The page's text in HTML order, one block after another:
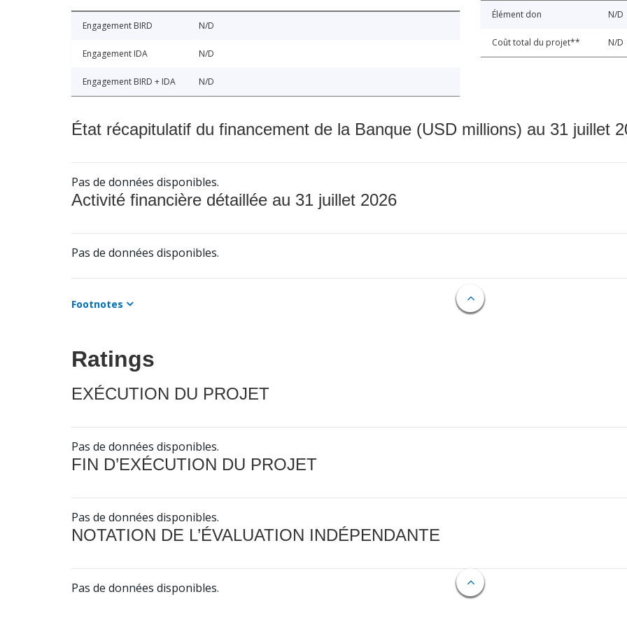
Engagement BIRD N/D
Engagement IDA N/D
Engagement BIRD + IDA N/D
Élément don N/D
Coût total du projet** N/D
État récapitulatif du financement de la Banque (USD millions) au 31 juillet
Pas de données disponibles.
Activité financière détaillée au 31 juillet 2026
Pas de données disponibles.
Footnotes
Ratings
EXÉCUTION DU PROJET
Pas de données disponibles.
FIN D’EXÉCUTION DU PROJET
Pas de données disponibles.
NOTATION DE L’ÉVALUATION INDÉPENDANTE
Pas de données disponibles.